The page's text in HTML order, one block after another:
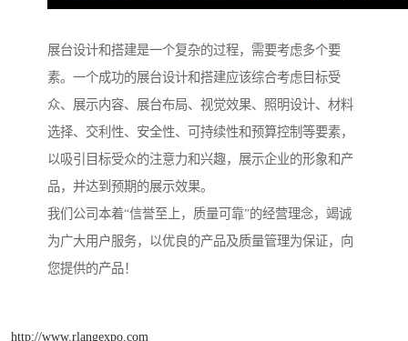
展台设计和搭建是一个复杂的过程，需要考虑多个要
素。一个成功的展台设计和搭建应该综合考虑目标受
众、展示内容、展台布局、视觉效果、照明设计、材料
选择、交利性、安全性、可持续性和预算控制等要素，
以吸引目标受众的注意力和兴趣，展示企业的形象和产
品，并达到预期的展示效果。
我们公司本着“信誉至上，质量可靠”的经营理念，竭诚
为广大用户服务，以优良的产品及质量管理为保证，向
您提供的产品！
http://www.rlangexpo.com